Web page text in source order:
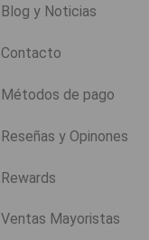
Blog y Noticias
Contacto
Métodos de pago
Reseñas y Opinones
Rewards
Ventas Mayoristas